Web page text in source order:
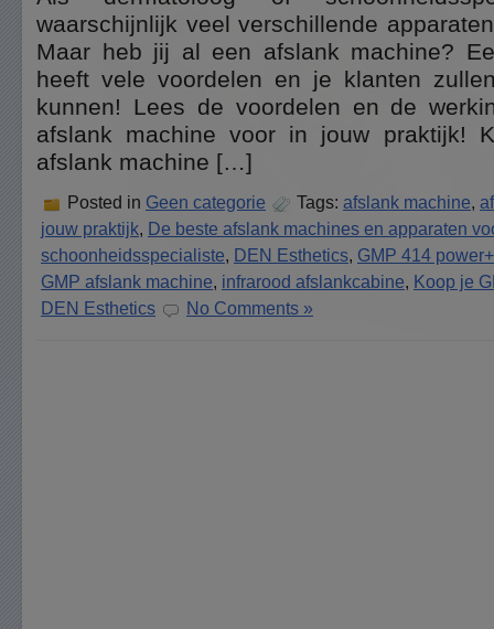
waarschijnlijk veel verschillende
Maar heb jij al een afslank machine?
heeft vele voordelen en je klanten
kunnen! Lees de voordelen en de
afslank machine voor in jouw praktijk!
afslank machine […]
Posted in Geen categorie Tags: afslank machine,
jouw praktijk, De beste afslank machines en apparaten
schoonheidsspecialiste, DEN Esthetics, GMP 414 power+
GMP afslank machine, infrarood afslankcabine, Koop je
DEN Esthetics
No Comments »